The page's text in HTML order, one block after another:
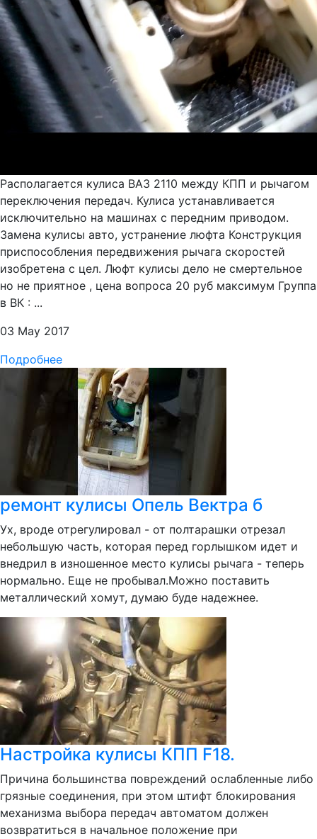
Располагается кулиса ВАЗ 2110 между КПП и рычагом
переключения передач. Кулиса устанавливается
исключительно на машинах с передним приводом.
Замена кулисы авто, устранение люфта Конструкция
приспособления передвижения рычага скоростей
изобретена с цел. Люфт кулисы дело не смертельное
но не приятное , цена вопроса 20 руб максимум Группа
в ВК : ...
03 May 2017
Подробнее
ремонт кулисы Опель Вектра б
Ух, вроде отрегулировал - от полтарашки отрезал
небольшую часть, которая перед горлышком идет и
внедрил в изношенное место кулисы рычага - теперь
нормально. Еще не пробывал.Можно поставить
металлический хомут, думаю буде надежнее.
Настройка кулисы КПП F18.
Причина большинства повреждений ослабленные либо
грязные соединения, при этом штифт блокирования
механизма выбора передач автоматом должен
возвратиться в начальное положение при